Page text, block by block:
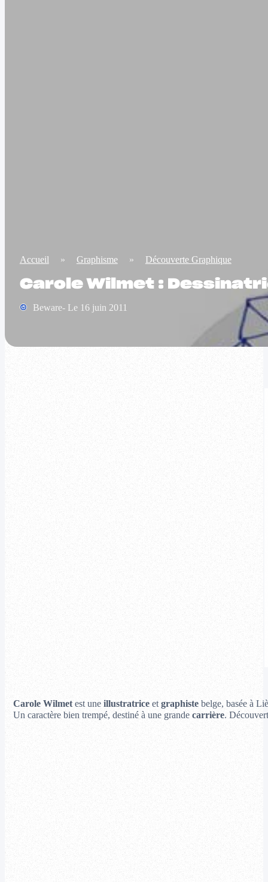
Accueil » Graphisme » Découverte Graphique
Carole Wilmet :
Beware- Le 16 juin 2011
Carole Wilmetest uneillustratrice etgraphistebelge, basée à
Un caractère bien trempé, destiné à une grande carrière.